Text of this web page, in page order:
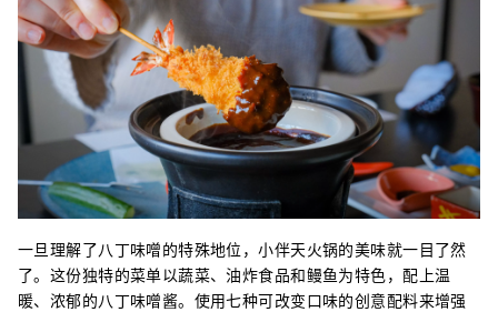
一旦理解了八丁味噌的特殊地位，小伴天火锅的美味就一目了然
了。这份独特的菜单以蔬菜、油炸食品和鳗鱼为特色，配上温
暖、浓郁的八丁味噌酱。使用七种可改变口味的创意配料来增强